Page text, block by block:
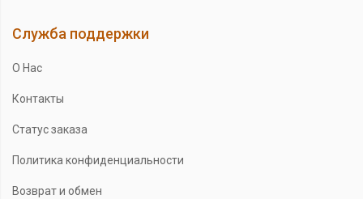
Служба поддержки
О Нас
Контакты
Статус заказа
Политика конфиденциальности
Возврат и обмен